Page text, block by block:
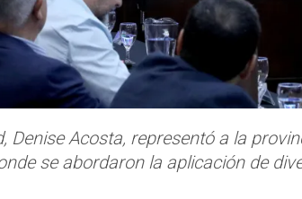
Denise Acosta, representó a la
se abordaron la aplicación de